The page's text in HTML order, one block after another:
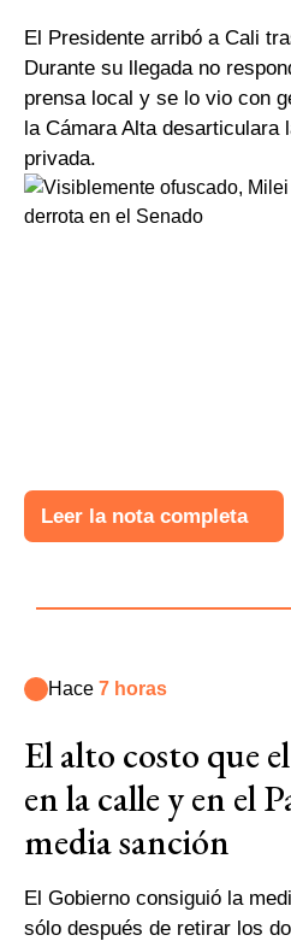
El Presidente arribó a Cali
Durante su llegada no
prensa local y se lo vio con
la Cámara Alta desarticulara
privada.
Leer la nota completa
Hace 7 horas
El alto costo que
en la calle y en el
media sanción
El Gobierno consiguió la
sólo después de retirar los